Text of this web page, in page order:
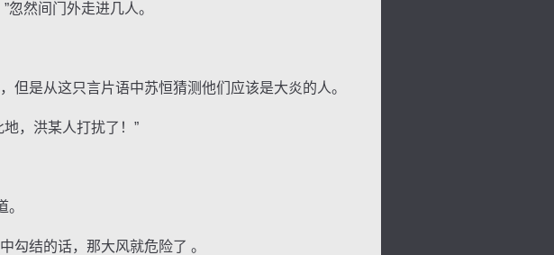
然间门外走进几人。
是从这只言片语中苏恒猜测他们应该是大炎的人。
，洪某人打扰了！”
结的话，那大风就危险了 。